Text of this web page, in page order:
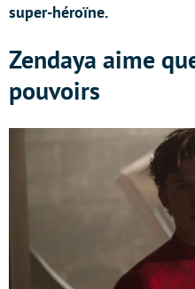
super-héroïne.
Zendaya aime
pouvoirs